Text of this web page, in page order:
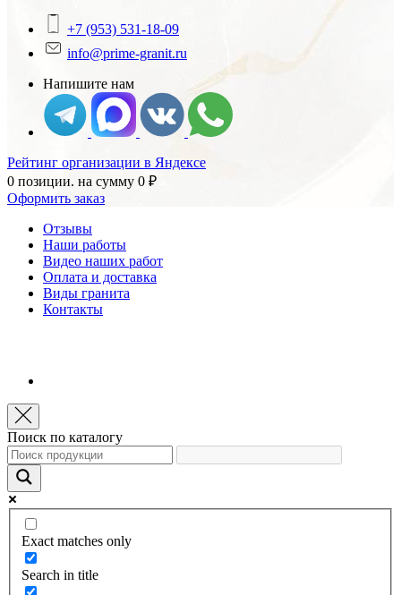
+7 (953) 531-18-09
info@prime-granit.ru
Напишите нам
Рейтинг организации в Яндексе
0 позиции. на сумму 0 ₽
Оформить заказ
Отзывы
Наши работы
Видео наших работ
Оплата и доставка
Виды гранита
Контакты
Поиск по каталогу
Exact matches only
Search in title